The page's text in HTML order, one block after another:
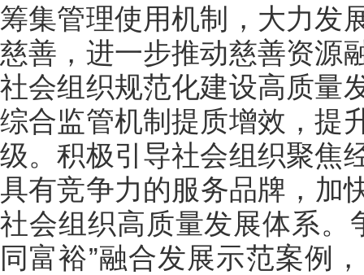
筹集管理使用机制，大力发
慈善，进一步推动慈善资源
社会组织规范化建设高质量
综合监管机制提质增效，提
级。积极引导社会组织聚焦
具有竞争力的服务品牌，加
社会组织高质量发展体系。
同富裕”融合发展示范案例